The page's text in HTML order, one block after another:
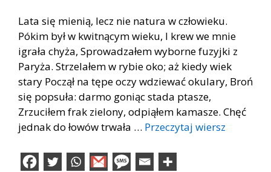
Lata się mienią, lecz nie natura w człowieku.
Pókim był w kwitnącym wieku, I krew we mnie
igrała chyża, Sprowadzałem wyborne fuzyjki z
Paryża. Strzelałem w rybie oko; aż kiedy wiek
stary Począł na tępe oczy wdziewać okulary, Broń
się popsuła: darmo goniąc stada ptasze,
Zrzuciłem frak zielony, odpiąłem kamasze. Chęć
jednak do łowów trwała … Przeczytaj wiersz